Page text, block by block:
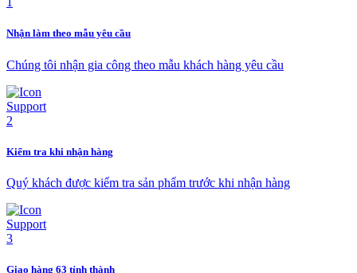
Nhận làm theo mẫu yêu cầu
Chúng tôi nhận gia công theo mẫu khách hàng yêu cầu
Kiểm tra khi nhận hàng
Quý khách được kiểm tra sản phẩm trước khi nhận hàng
Giao hàng 63 tỉnh thành